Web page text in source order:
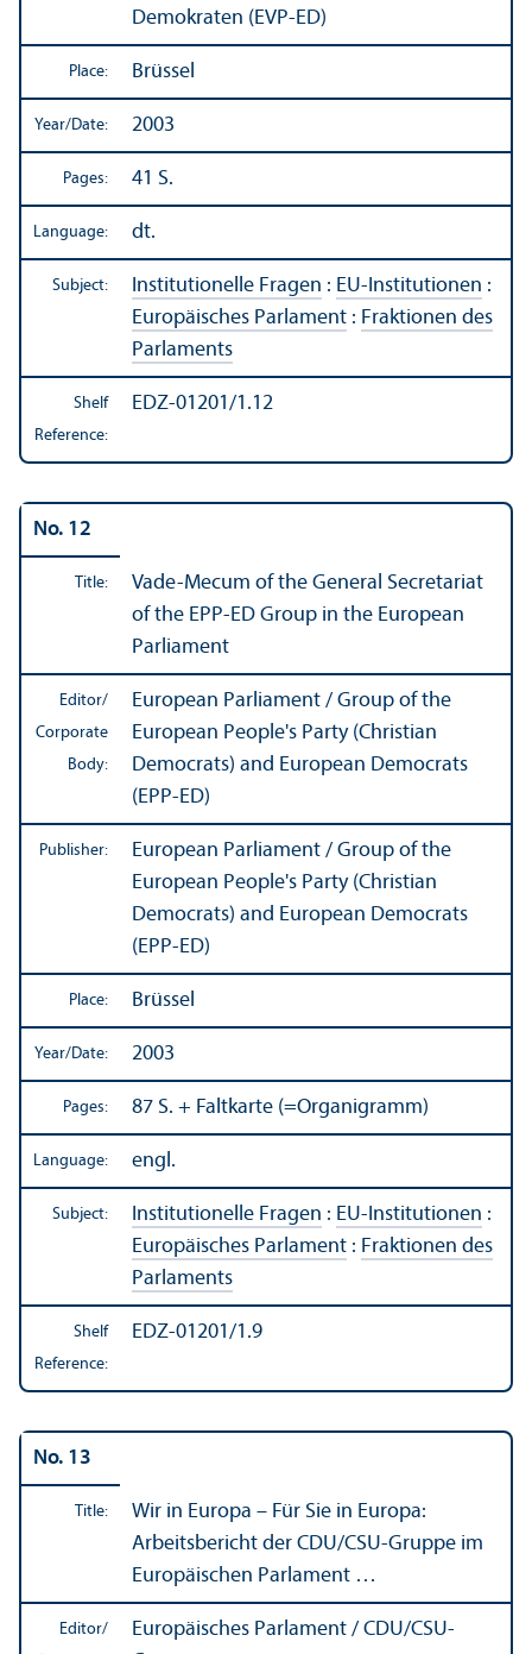
Demokraten (EVP-ED)
Place: Brüssel
Year/Date: 2003
Pages: 41 S.
Language: dt.
Subject: Institutionelle Fragen : EU-Institutionen :
Europäisches Parlament : Fraktionen des
Parlaments
Shelf
Reference:
EDZ-01201/1.12
No. 12
Title:
Vade-Mecum of the General Secretariat
of the EPP-ED Group in the European
Parliament
Editor/
Corporate
Body:
European Parliament / Group of the
European People's Party (Christian
Democrats) and European Democrats
(EPP-ED)
Publisher:
European Parliament / Group of the
European People's Party (Christian
Democrats) and European Democrats
(EPP-ED)
Place: Brüssel
Year/Date: 2003
Pages: 87 S. + Faltkarte (=Organigramm)
Language: engl.
Subject: Institutionelle Fragen : EU-Institutionen :
Europäisches Parlament : Fraktionen des
Parlaments
Shelf
Reference:
EDZ-01201/1.9
No. 13
Title:
Wir in Europa – Für Sie in Europa:
Arbeitsbericht der CDU/CSU-Gruppe im
Europäischen Parlament …
Editor/
Europäisches Parlament / CDU/CSU-